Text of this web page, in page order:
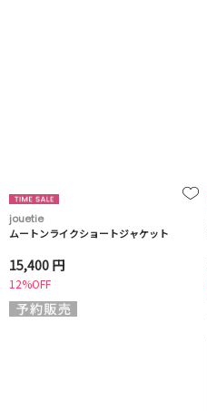
jouetie
ムートンライクショートジャケット
15,400 円
12%OFF